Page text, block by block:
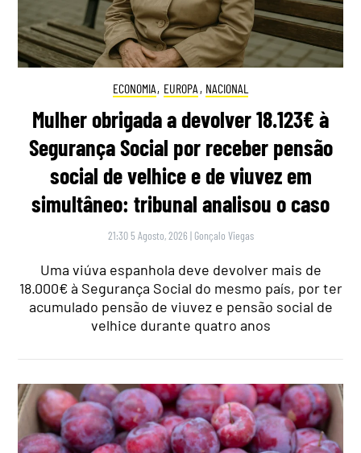
ECONOMIA, EUROPA , NACIONAL
Mulher obrigada a devolver 18.123€ à
Segurança Social por receber pensão
social de velhice e de viuvez em
simultâneo: tribunal analisou o caso
21:30 5 Agosto, 2026 | Gonçalo Viegas
Uma viúva espanhola deve devolver mais de
18.000€ à Segurança Social do mesmo país, por ter
acumulado pensão de viuvez e pensão social de
velhice durante quatro anos